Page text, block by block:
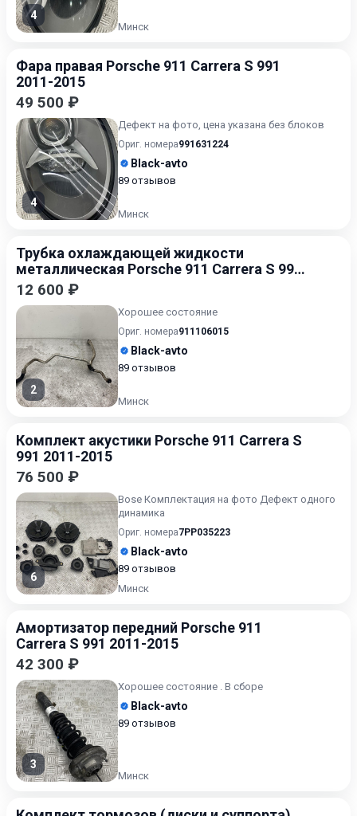
4
Минск
Фара правая Porsche 911 Carrera S 991
2011-2015
49 500 ₽
4
Дефект на фото, цена указана без блоков
Ориг. номера991631224
Black-avto
89 отзывов
Минск
Трубка охлаждающей жидкости
металлическая Porsche 911 Carrera S 991
2011-2015
12 600 ₽
2
Хорошее состояние
Ориг. номера911106015
Black-avto
89 отзывов
Минск
Комплект акустики Porsche 911 Carrera S
991 2011-2015
76 500 ₽
6
Bose Комплектация на фото Дефект одного
динамика
Ориг. номера7PP035223
Black-avto
89 отзывов
Минск
Амортизатор передний Porsche 911
Carrera S 991 2011-2015
42 300 ₽
3
Хорошее состояние . В сборе
Black-avto
89 отзывов
Минск